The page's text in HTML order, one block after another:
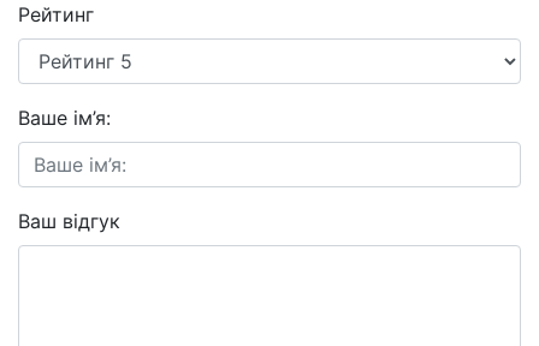
Рейтинг
Ваше ім’я:
Ваш відгук